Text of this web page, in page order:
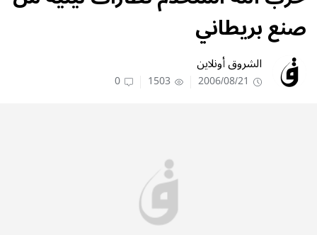
صنع بريطاني
الشروق أونلاين
2006/08/21
1503
0